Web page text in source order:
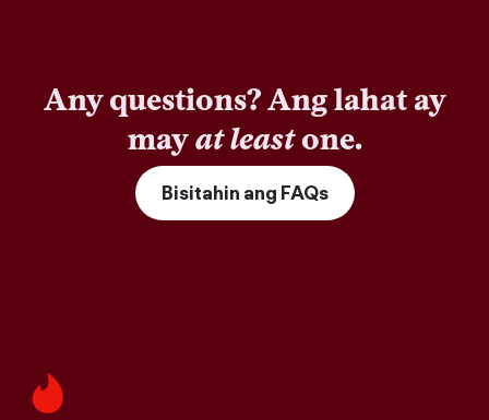
Any questions? Ang lahat ay
mayat leastone.
Bisitahin ang FAQs